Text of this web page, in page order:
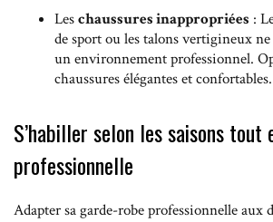
Leschaussures inappropriées :
de sport ou les talons vertigineux
un environnement professionnel.
chaussures élégantes et confortables.
S’habiller selon les saisons tout
professionnelle
Adapter sa garde-robe professionnelle aux